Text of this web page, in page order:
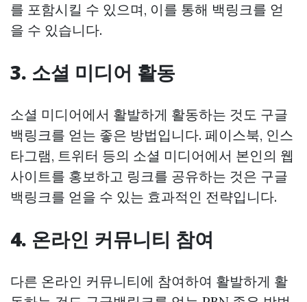
를 포함시킬 수 있으며, 이를 통해 백링크를 얻
을 수 있습니다.
3. 소셜 미디어 활동
소셜 미디어에서 활발하게 활동하는 것도 구글
백링크를 얻는 좋은 방법입니다. 페이스북, 인스
타그램, 트위터 등의 소셜 미디어에서 본인의 웹
사이트를 홍보하고 링크를 공유하는 것은 구글
백링크를 얻을 수 있는 효과적인 전략입니다.
4. 온라인 커뮤니티 참여
다른 온라인 커뮤니티에 참여하여 활발하게 활